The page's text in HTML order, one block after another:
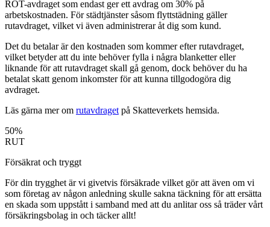
ROT-avdraget som endast ger ett avdrag om 30% på
arbetskostnaden. För städtjänster såsom flyttstädning gäller
rutavdraget, vilket vi även administrerar åt dig som kund.
Det du betalar är den kostnaden som kommer efter rutavdraget,
vilket betyder att du inte behöver fylla i några blanketter eller
liknande för att rutavdraget skall gå genom, dock behöver du ha
betalat skatt genom inkomster för att kunna tillgodogöra dig
avdraget.
Läs gärna mer om rutavdraget på Skatteverkets hemsida.
50%
RUT
Försäkrat och tryggt
För din trygghet är vi givetvis försäkrade vilket gör att även om vi
som företag av någon anledning skulle sakna täckning för att ersätta
en skada som uppstått i samband med att du anlitar oss så träder vårt
försäkringsbolag in och täcker allt!